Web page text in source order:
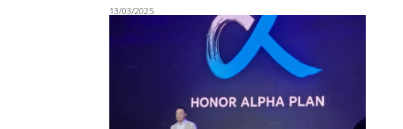
13/03/2025